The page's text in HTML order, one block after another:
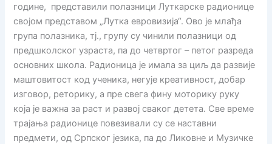
године, представили полазници Луткарске радионице
својом представом „Лутка евровизија“. Ово је млађа
група полазника, тј., групу су чинили полазници од
предшколског узраста, па до четвртог – петог разреда
основних школа. Радионица је имала за циљ да развије
маштовитост код ученика, негује креативност, добар
изговор, реторику, а пре свега фину моторику руку
која је важна за раст и развој сваког детета. Све време
трајања радионице повезивали су се наставни
предмети, од Српског језика, па до Ликовне и Музичке